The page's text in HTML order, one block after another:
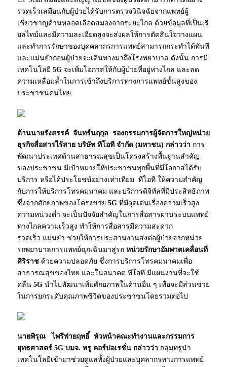
รวดเร็วเสมือนกับผู้ป่วยได้รับการตรวจวินิจฉัยจากแพทย์ผู้
เชี่ยวชาญด้านหลอดเลือดสมองจากระยะไกล ด้วยข้อมูลที่เป็นเรี
ยลไทม์และมีความละเอียดสูงจะส่งผลให้การตัดสินใจวางแผน
และทำการรักษาของบุคคลากรการแพทย์สามารถกระทำได้ทันที
และแม่นยำก่อนผู้ป่วยจะเดินทางมาถึงโรงพยาบาล ดังนั้น การมี
เทคโนโลยี 5G จะเพิ่มโอกาสให้กับผู้ป่วยที่อยู่ห่างไกล และลด
ความเหลื่อมล้ำในการเข้าถึงบริการทางการแพทย์ขั้นสูงของ
ประชาชนคนไทย
ด้านนายรังสรรค์ จันทร์นฤกุล รองกรรมการผู้จัดการใหญ่หน่วย
ธุรกิจสื่อสารไร้สาย บริษัท ทีโอที จำกัด (มหาชน) กล่าวว่า การ
พัฒนาประเทศด้านสาธารณสุขเป็นโครงสร้างพื้นฐานสำคัญ
ของประชาชน มีเป้าหมายให้ประชาชนทุกพื้นที่มีโอกาสได้รับ
บริการ หรือได้ประโยชน์อย่างเท่าเทียม ทีโอที ให้ความสำคัญ
กับการให้บริการโทรคมนาคม และบริการดิจิทัลที่มีประสิทธิภาพ
ซึ่งจากศักยภาพของโครงข่าย 5G ที่มีจุดเด่นเรื่องความเร็วสูง
ความหน่วงต่ำ จะเป็นปัจจัยสำคัญในการสื่อสารผ่านระบบแพทย์
ทางไกลความเร็วสูง ทำให้การสื่อสารมีความสะดวก
รวดเร็ว แม่นยำ ช่วยให้การประสานงานส่งต่อผู้ป่วยจากหน่วย
รถพยาบาลการแพทย์ฉุกเฉินมาสู่รถ หน่วยรักษาอัมพาตเคลื่อนที่
ศิริราช ด้วยความปลอดภัย ซึ่งการบริการโทรคมนาคมเพื่อ
สาธารณสุขของไทย และในอนาคต ทีโอที มีแผนงานที่จะใช้
คลื่น 5G นำไปพัฒนาเพิ่มศักยภาพในด้านอื่น ๆ เพื่อจะมีส่วนช่วย
ในการยกระดับคุณภาพชีวิตของประชาชนโดยรวมต่อไป
นายพิรุณ ไพรีพ่ายฤทธิ์ หัวหน้าคณะทำงานและกรรมการ
ยุทธศาสตร์ 5G บมจ. ทรู คอร์ปอเรชั่น กล่าวว่า กลุ่มทรูนำ
เทคโนโลยีเข้ามาช่วยดูแลทั้งผู้ป่วยและบุคลากรทางการแพทย์